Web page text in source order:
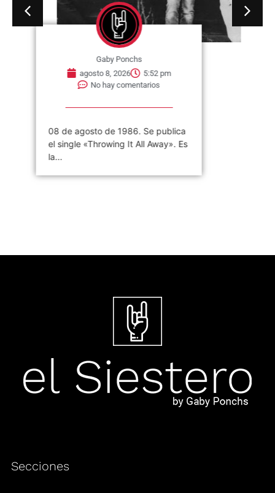
Gaby Ponchs
agosto 8, 2026
5:52 pm
No hay comentarios
08 de agosto de 1986. Se publica
el single «Throwing It All Away». Es
la...
Secciones